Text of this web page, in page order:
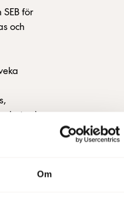
Om
för
och
och
ha med